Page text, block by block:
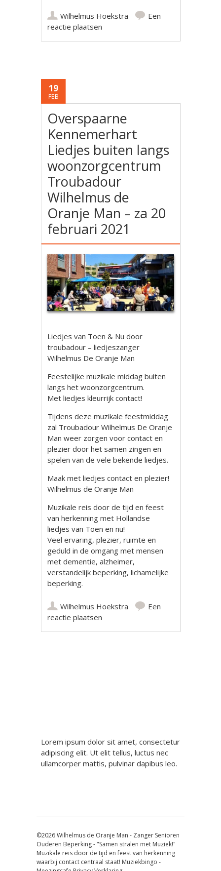
Wilhelmus Hoekstra
Een
reactie plaatsen
19
FEB
Overspaarne
Kennemerhart
Liedjes buiten langs
woonzorgcentrum
Troubadour
Wilhelmus de
Oranje Man – za 20
februari 2021
Liedjes van Toen & Nu door
troubadour – liedjeszanger
Wilhelmus De Oranje Man
Feestelijke muzikale middag buiten
langs het woonzorgcentrum.
Met liedjes kleurrijk contact!
Tijdens deze muzikale feestmiddag
zal Troubadour Wilhelmus De Oranje
Man weer zorgen voor contact en
plezier door het samen zingen en
spelen van de vele bekende liedjes.
Maak met liedjes contact en plezier!
Wilhelmus de Oranje Man
Muzikale reis door de tijd en feest
van herkenning met Hollandse
liedjes van Toen en nu!
Veel ervaring, plezier, ruimte en
geduld in de omgang met mensen
met dementie, alzheimer,
verstandelijk beperking, lichamelijke
beperking.
Wilhelmus Hoekstra
Een
reactie plaatsen
Lorem ipsum dolor sit amet, consectetur
adipiscing elit. Ut elit tellus, luctus nec
ullamcorper mattis, pulvinar dapibus leo.
©2026 Wilhelmus de Oranje Man - Zanger Senioren
Ouderen Beperking - "Samen stralen met Muziek!"
Muzikale reis door de tijd en feest van herkenning
waarbij contact centraal staat! Muziekbingo -